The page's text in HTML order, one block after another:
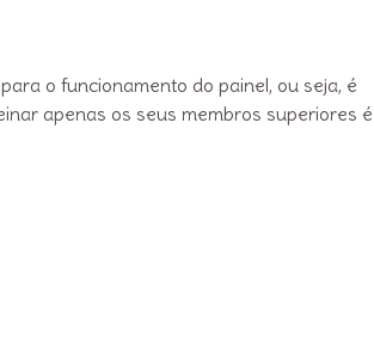
o funcionamento do painel, ou seja, é
apenas os seus membros superiores